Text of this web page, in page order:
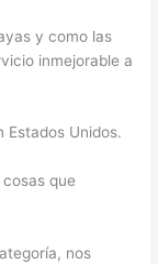
y como las
inmejorable a
Estados Unidos.
que
nos